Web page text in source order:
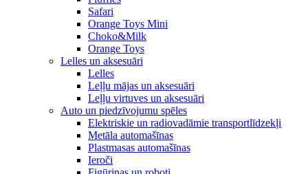
Safari
Orange Toys Mini
Choko&Milk
Orange Toys
Lelles un aksesuāri
Lelles
Leļļu mājas un aksesuāri
Leļļu virtuves un aksesuāri
Auto un piedzīvojumu spēles
Elektriskie un radiovadāmie transportlīdzekļi
Metāla automašīnas
Plastmasas automašīnas
Ieroči